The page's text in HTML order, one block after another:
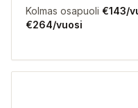
Kolmas osapuoli €143/
€264/vuosi